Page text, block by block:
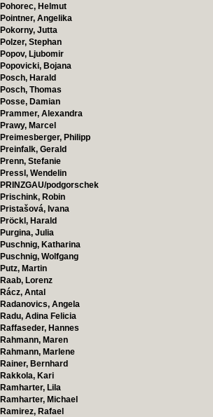
Pohorec, Helmut
Pointner, Angelika
Pokorny, Jutta
Polzer, Stephan
Popov, Ljubomir
Popovicki, Bojana
Posch, Harald
Posch, Thomas
Posse, Damian
Prammer, Alexandra
Prawy, Marcel
Preimesberger, Philipp
Preinfalk, Gerald
Prenn, Stefanie
Pressl, Wendelin
PRINZGAU/podgorschek
Prischink, Robin
Pristašová, Ivana
Pröckl, Harald
Purgina, Julia
Puschnig, Katharina
Puschnig, Wolfgang
Putz, Martin
Raab, Lorenz
Rácz, Antal
Radanovics, Angela
Radu, Adina Felicia
Raffaseder, Hannes
Rahmann, Maren
Rahmann, Marlene
Rainer, Bernhard
Rakkola, Kari
Ramharter, Lila
Ramharter, Michael
Ramirez, Rafael